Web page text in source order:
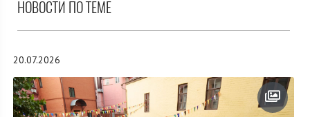
НОВОСТИ ПО ТЕМЕ
20.07.2026